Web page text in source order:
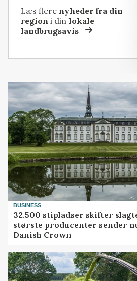
Læs flere nyheder fra din
region i dinlokale
landbrugsavis
BUSINESS
32.500 stipladser skifter
største producenter sender
Danish Crown